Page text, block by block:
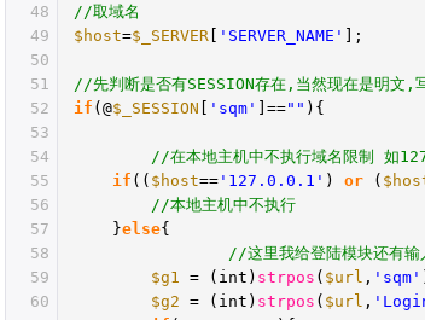
48
49
50
51
52
53
54
55
56
57
58
59
60
//取域名
$host=$_SERVER 'SERVER_NAME' ];
//先判断是否有SESSION存在,当然现在是明文,
if (@$_SESSION 'sqm' ]=="" ){
//在本地主机中不执行域名限制
if (( $host== '127.0.0.1' ) or (
//本地主机中不执行
}else{
//这里我给登陆模块还有输
$g1
= (int) strpos ( $url , 'sqm'
$g2 = (int) strpos ( $url ,